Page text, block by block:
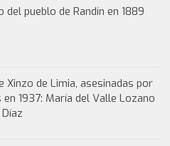
del pueblo de Randín en 1889
Xinzo de Limia, asesinadas por
1937: María del Valle Lozano